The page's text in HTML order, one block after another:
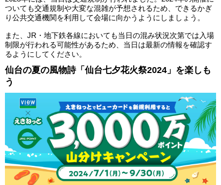
ついても交通規制や大変な混雑が予想されるため、できるかぎ
り公共交通機関を利用して会場に向かうようにしましょう。
また、JR・地下鉄各線においても当日の混み状況次第では入場
制限が行われる可能性があるため、当日は最新の情報を確認す
るようにしてください。
仙台の夏の風物詩「仙台七夕花火祭2024」を楽しも
う